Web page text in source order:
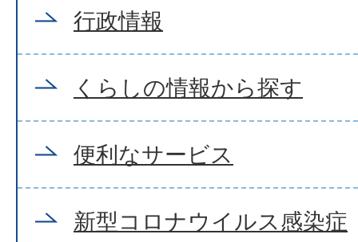
行政情報
くらしの情報から探す
便利なサービス
新型コロナウイルス感染症